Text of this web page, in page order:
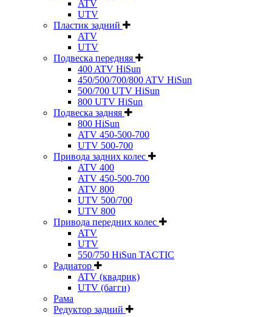
ATV
UTV
Пластик задний
ATV
UTV
Подвеска передняя
400 ATV HiSun
450/500/700/800 ATV HiSun
500/700 UTV HiSun
800 UTV HiSun
Подвеска задняя
800 HiSun
ATV 450-500-700
UTV 500-700
Привода задних колес
ATV 400
ATV 450-500-700
ATV 800
UTV 500/700
UTV 800
Привода передних колес
ATV
UTV
550/750 HiSun TACTIC
Радиатор
ATV (квадрик)
UTV (багги)
Рама
Редуктор задний